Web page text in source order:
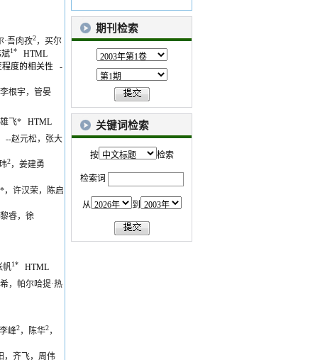
·吾肉孜2，买尔
斌1*
HTML
度的相关性 -
根宇，管晏
飞*
HTML
--赵元松，张大
2，姜建勇
许汉荣，陈启
睿，徐
帆1*
HTML
，帕尔哈提·热
峰2，陈华2，
，齐飞，周伟
期刊检索
关键词检索
按 检索
检索词
从 到